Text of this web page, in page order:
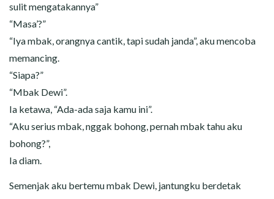
sulit mengatakannya”
“Masa’?”
“Iya mbak, orangnya cantik, tapi sudah janda”, aku mencoba
memancing.
“Siapa?”
“Mbak Dewi”.
Ia ketawa, “Ada-ada saja kamu ini”.
“Aku serius mbak, nggak bohong, pernah mbak tahu aku
bohong?”,
Ia diam.
Semenjak aku bertemu mbak Dewi, jantungku berdetak